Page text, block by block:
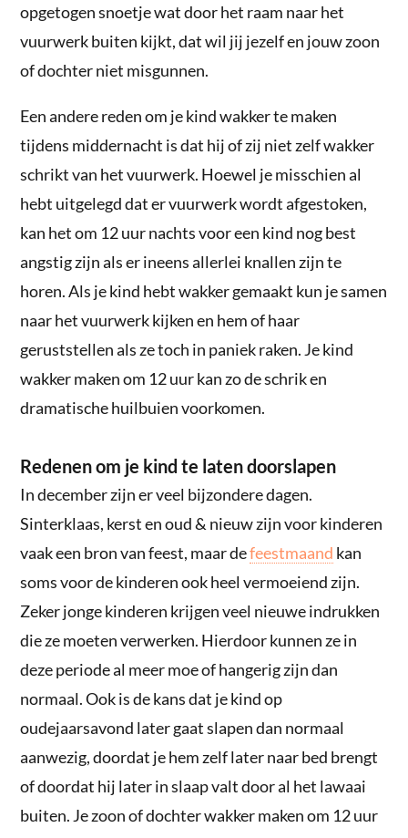
opgetogen snoetje wat door het raam naar het
vuurwerk buiten kijkt, dat wil jij jezelf en jouw zoon
of dochter niet misgunnen.
Een andere reden om je kind wakker te maken
tijdens middernacht is dat hij of zij niet zelf wakker
schrikt van het vuurwerk. Hoewel je misschien al
hebt uitgelegd dat er vuurwerk wordt afgestoken,
kan het om 12 uur nachts voor een kind nog best
angstig zijn als er ineens allerlei knallen zijn te
horen. Als je kind hebt wakker gemaakt kun je samen
naar het vuurwerk kijken en hem of haar
geruststellen als ze toch in paniek raken. Je kind
wakker maken om 12 uur kan zo de schrik en
dramatische huilbuien voorkomen.
Redenen om je kind te laten doorslapen
In december zijn er veel bijzondere dagen.
Sinterklaas, kerst en oud & nieuw zijn voor kinderen
vaak een bron van feest, maar defeestmaand kan
soms voor de kinderen ook heel vermoeiend zijn.
Zeker jonge kinderen krijgen veel nieuwe indrukken
die ze moeten verwerken. Hierdoor kunnen ze in
deze periode al meer moe of hangerig zijn dan
normaal. Ook is de kans dat je kind op
oudejaarsavond later gaat slapen dan normaal
aanwezig, doordat je hem zelf later naar bed brengt
of doordat hij later in slaap valt door al het lawaai
buiten. Je zoon of dochter wakker maken om 12 uur